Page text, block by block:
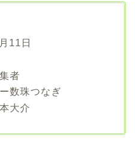
11日
者
数珠つなぎ
大介